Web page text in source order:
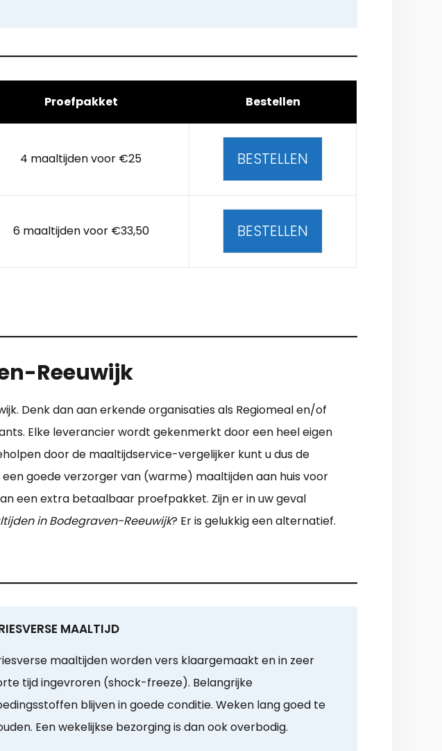
Proefpakket Bestellen
4 maaltijden voor €25 BESTELLEN
6 maaltijden voor €33,50 BESTELLEN
Reeuwijk
Denk dan aan erkende organisaties als Regiomeal en/of
Elke leverancier wordt gekenmerkt door een heel eigen
door de maaltijdservice-vergelijker kunt u dus de
goede verzorger van (warme) maaltijden aan huis voor
een extra betaalbaar proefpakket. Zijn er in uw geval
in Bodegraven-Reeuwijk? Er is gelukkig een alternatief.
MAALTIJD
maaltijden worden vers klaargemaakt en in zeer
tijd ingevroren (shock-freeze). Belangrijke
blijven in goede conditie. Weken lang goed te
Een wekelijkse bezorging is dan ook overbodig.